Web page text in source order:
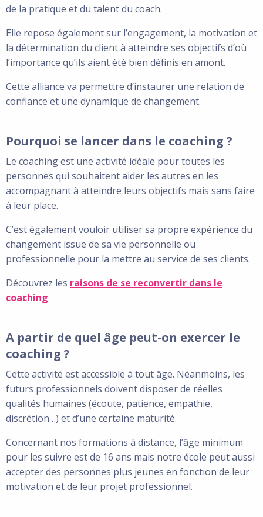
de la pratique et du talent du coach.
Elle repose également sur l’engagement, la motivation et
la détermination du client à atteindre ses objectifs d’où
l’importance qu’ils aient été bien définis en amont.
Cette alliance va permettre d’instaurer une relation de
confiance et une dynamique de changement.
Pourquoi se lancer dans le coaching ?
Le coaching est une activité idéale pour toutes les
personnes qui souhaitent aider les autres en les
accompagnant à atteindre leurs objectifs mais sans faire
à leur place.
C’est également vouloir utiliser sa propre expérience du
changement issue de sa vie personnelle ou
professionnelle pour la mettre au service de ses clients.
Découvrez les raisons de se reconvertir dans le
coaching
A partir de quel âge peut-on exercer le
coaching ?
Cette activité est accessible à tout âge. Néanmoins, les
futurs professionnels doivent disposer de réelles
qualités humaines (écoute, patience, empathie,
discrétion…) et d’une certaine maturité.
Concernant nos formations à distance, l’âge minimum
pour les suivre est de 16 ans mais notre école peut aussi
accepter des personnes plus jeunes en fonction de leur
motivation et de leur projet professionnel.